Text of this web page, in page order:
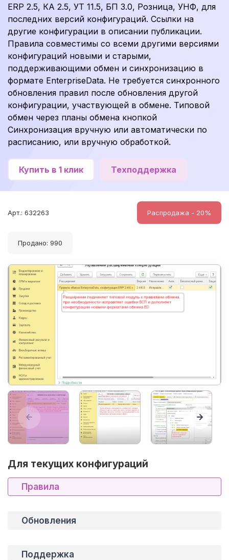
ERP 2.5, КА 2.5, УТ 11.5, БП 3.0, Розница, УНФ, для
последних версий конфигураций. Ссылки на
другие конфигурации в описании публикации.
Правила совместимы со всеми другими версиями
конфигураций новыми и старыми,
поддерживающими обмен и синхронизацию в
формате EnterpriseData. Не требуется синхронного
обновления правил после обновления другой
конфигурации, участвующей в обмене. Типовой
обмен через планы обмена кнопкой
Синхронизация вручную или автоматически по
расписанию, или вручную обработкой.
Купить в 1 клик Техподдержка
Арт.: 632263 Распродажа - 20%
Продано: 990
Для текущих конфигураций
Правила
Обновления
Поддержка